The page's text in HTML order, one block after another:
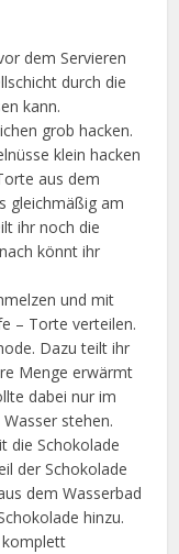
dem Servieren
durch die
kann.
grob hacken.
klein hacken
aus dem
gleichmäßig am
ihr noch die
könnt ihr
und mit
– Torte verteilen.
Dazu teilt ihr
Menge erwärmt
dabei nur im
stehen.
die Schokolade
der Schokolade
dem Wasserbad
hinzu.
komplett